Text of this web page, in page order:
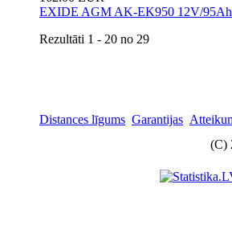
EXIDE AGM AK-EK950 12V/
Rezultāti 1 - 20 no 29
Distances līgums Garantijas
(C)